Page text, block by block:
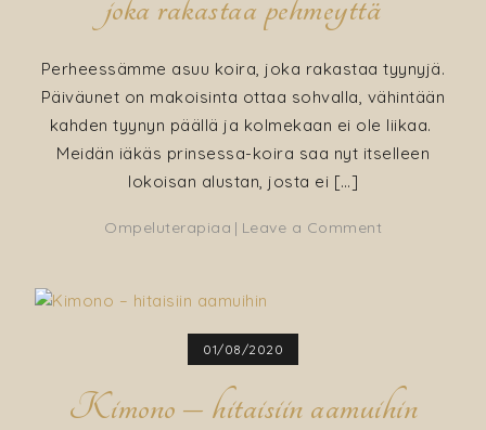
Perheessämme asuu koira, joka rakastaa tyynyjä.
Päiväunet on makoisinta ottaa sohvalla, vähintään
kahden tyynyn päällä ja kolmekaan ei ole liikaa.
Meidän iäkäs prinsessa-koira saa nyt itselleen
lokoisan alustan, josta ei […]
Ompeluterapiaa Leave a Comment
rakastaa
pehmeyttä
01/08/2020
Kimono – hitaisiin aamuihin